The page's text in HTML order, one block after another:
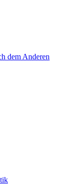
dem Anderen